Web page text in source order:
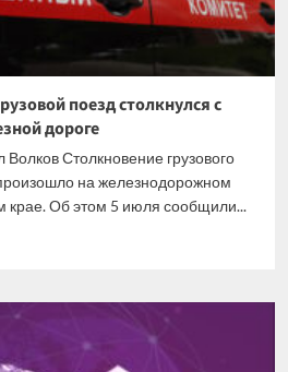
поезд столкнулся с
дороге
Столкновение грузового
на железнодорожном
крае. Об этом 5 июля сообщили...